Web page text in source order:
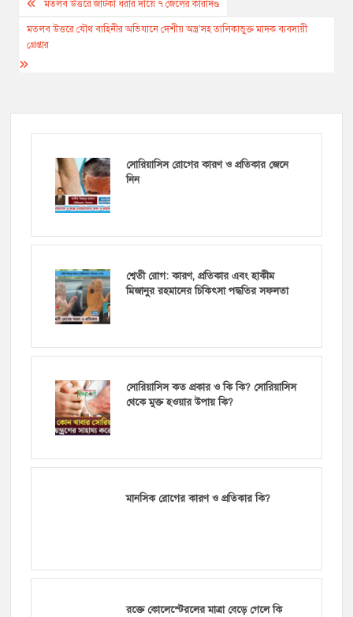
navigation
মতলব উত্তরে জাটকা ধরার দায়ে ৭ জেলের কারাদণ্ড
মতলব উত্তরে যৌথ বাহিনীর অভিযানে দেশীয় অস্ত্র’সহ তালিকাভুক্ত মাদক ব্যবসায়ী
গ্রেপ্তার
সোরিয়াসিস রোগের কারণ ও প্রতিকার জেনে
নিন
শ্বেতী রোগ: কারণ, প্রতিকার এবং হাকীম
মিজানুর রহমানের চিকিৎসা পদ্ধতির সফলতা
সোরিয়াসিস কত প্রকার ও কি কি? সোরিয়াসিস
থেকে মুক্ত হওয়ার উপায় কি?
মানসিক রোগের কারণ ও প্রতিকার কি?
রক্তে কোলেস্টেরলের মাত্রা বেড়ে গেলে কি